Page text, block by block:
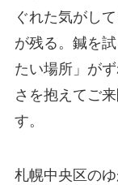
ぐれた気がして
が残る。鍼を
たい場所」が
さを抱えてご
す。
札幌中央区の